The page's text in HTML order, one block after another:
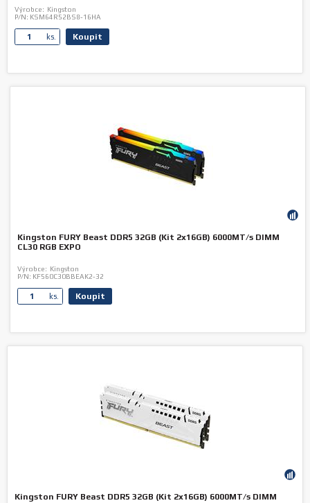
Výrobce: Kingston
P/N: KSM64R52BS8-16HA
ks. Koupit
Kingston FURY Beast DDR5 32GB (Kit 2x16GB) 6000MT/s DIMM
CL30 RGB EXPO
Výrobce: Kingston
P/N: KF560C30BBEAK2-32
ks. Koupit
Kingston FURY Beast DDR5 32GB (Kit 2x16GB) 6000MT/s DIMM